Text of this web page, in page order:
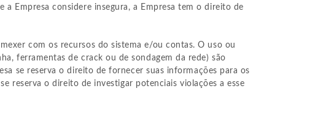
Empresa considere insegura, a Empresa tem o direito de
com os recursos do sistema e/ou contas. O uso ou
ferramentas de crack ou de sondagem da rede) são
se reserva o direito de fornecer suas informações para os
reserva o direito de investigar potenciais violações a esse